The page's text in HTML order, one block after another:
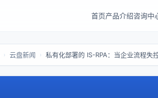
首页产品介绍咨询中
› 云盘新闻 › 私有化部署的 IS-RPA：当企业流程失